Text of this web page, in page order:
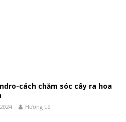
cách chăm sóc cây ra hoa
Hương Lê